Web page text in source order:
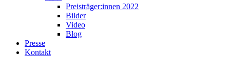
Preisträger:innen 2022
Bilder
Video
Blog
Presse
Kontakt